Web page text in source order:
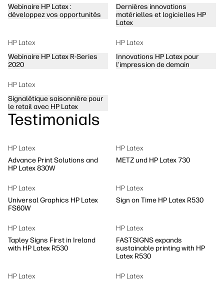
Webinaire HP Latex :
développez vos opportunités
Dernières innovations
matérielles et logicielles HP
Latex
HP Latex
Webinaire HP Latex R-Series
2020
HP Latex
Innovations HP Latex pour
l'impression de demain
HP Latex
Signalétique saisonnière pour
le retail avec HP Latex
Testimonials
HP Latex
Advance Print Solutions and
HP Latex 830W
HP Latex
METZ und HP Latex 730
HP Latex
Universal Graphics HP Latex
FS60W
HP Latex
Sign on Time HP Latex R530
HP Latex
Tapley Signs First in Ireland
with HP Latex R530
HP Latex
FASTSIGNS expands
sustainable printing with HP
Latex R530
HP Latex
HP Latex